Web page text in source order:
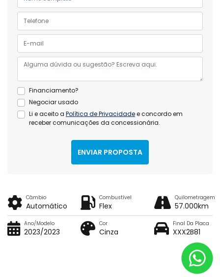
Financiamento?
Negociar usado
Li e aceito a Política de Privacidadee concordo em
receber comunicações da concessionária.
ENVIAR PROPOSTA
Câmbio
Automático
Combustível
Flex
Quilometragem
57.000km
Ano/Modelo
2023/2023
Cor
Cinza
Final Da Placa
XXX2B81